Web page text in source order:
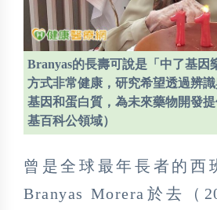
Branyas的長壽可說是「中了基因
方式非常健康，研究希望透過辨
基因和蛋白質，為未來藥物開發
基百科公領域）
曾是全球最年長者的西
Branyas Morera於去（